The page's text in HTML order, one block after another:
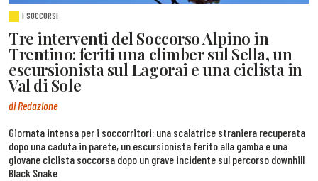
I SOCCORSI
Tre interventi del Soccorso Alpino in
Trentino: feriti una climber sul Sella, un
escursionista sul Lagorai e una ciclista in
Val di Sole
di Redazione
Giornata intensa per i soccorritori: una scalatrice straniera recuperata
dopo una caduta in parete, un escursionista ferito alla gamba e una
giovane ciclista soccorsa dopo un grave incidente sul percorso downhill
Black Snake